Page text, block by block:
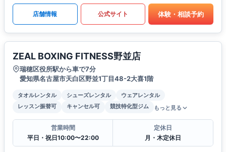
店舗情報 公式サイト 体験・相談予約
ZEAL BOXING FITNESS野並店
瑞穂区役所駅から車で7分
愛知県名古屋市天白区野並1丁目48-2大喜1階
タオルレンタル シューズレンタル
ウェアレンタル
レッスン振替可
キャンセル可 競技特化型ジム もっと見る
営業時間
平日・祝日10:00〜22:00
定休日
月・木定休日